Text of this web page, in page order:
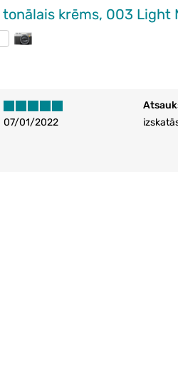
tonālais krēms, 003 Light
07/01/2022